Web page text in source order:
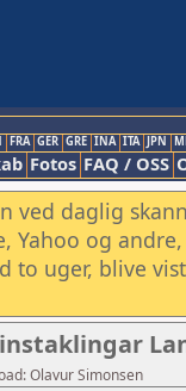
FRA GER GRE INA ITA JPN
Fotos FAQ / OSS
ved daglig
Yahoo og
to uger, blive
Olavur Simonsen